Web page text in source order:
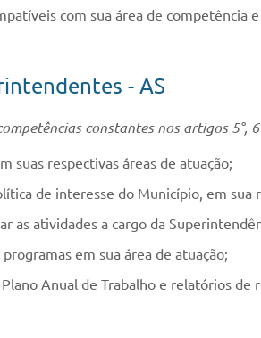
com sua área de competência
- AS
constantes nos artigos 5°,
suas respectivas áreas de atuação;
de interesse do Município, em sua
as atividades a cargo da
em sua área de atuação;
Anual de Trabalho e relatórios de